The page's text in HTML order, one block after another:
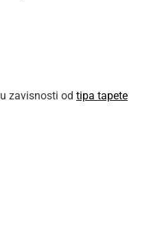
u zavisnosti od tipa tapete